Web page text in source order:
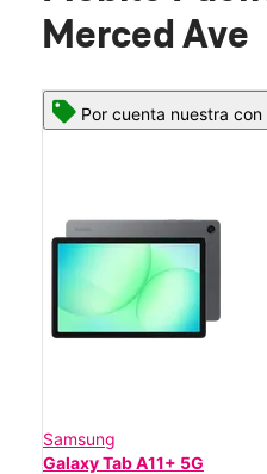
Merced Ave
Por cuenta nuestra con
Samsung
Galaxy Tab A11+ 5G